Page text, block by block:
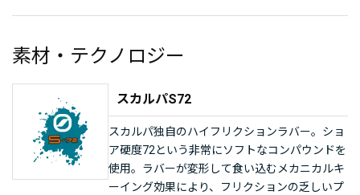
素材・テクノロジー
スカルパS72
スカルパ独自のハイフリクションラバー。ショ
ア硬度72という非常にソフトなコンパウンドを
使用。ラバーが変形して食い込むメカニカルキ
ーイング効果により、フリクションの乏しいプ